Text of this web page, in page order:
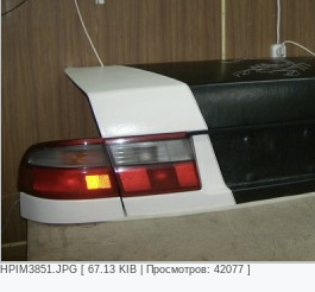
HPIM3851.JPG [ 67.13 KIB | Просмотров: 42077 ]